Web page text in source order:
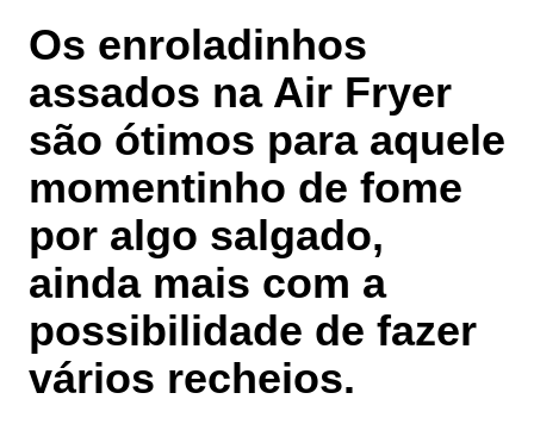
Os enroladinhos
assados na Air Fryer
são ótimos para aquele
momentinho de fome
por algo salgado,
ainda mais com a
possibilidade de fazer
vários recheios.